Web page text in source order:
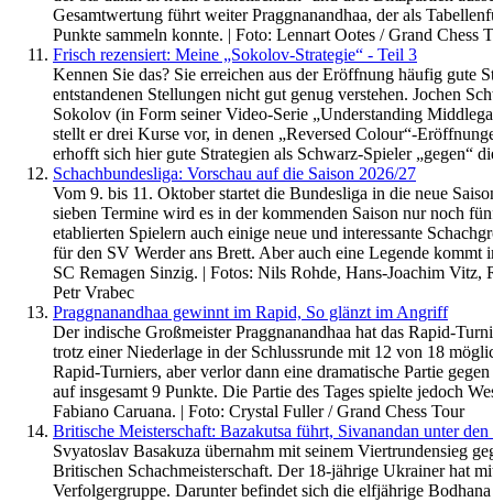
Gesamtwertung führt weiter Praggnanandhaa, der als
Punkte sammeln konnte. | Foto: Lennart Ootes / Grand Chess
Frisch rezensiert: Meine „Sokolov-Strategie“ - Teil 3
Kennen Sie das? Sie erreichen aus der Eröffnung häufig gute
entstandenen Stellungen nicht gut genug verstehen. Jochen
Sokolov (in Form seiner Video-Serie „Understanding
stellt er drei Kurse vor, in denen „Reversed Colour“-
erhofft sich hier gute Strategien als Schwarz-Spieler „gegen“
Schachbundesliga: Vorschau auf die Saison 2026/27
Vom 9. bis 11. Oktober startet die Bundesliga in die neue
sieben Termine wird es in der kommenden Saison nur noch
etablierten Spielern auch einige neue und interessante
für den SV Werder ans Brett. Aber auch eine Legende kommt
SC Remagen Sinzig. | Fotos: Nils Rohde, Hans-Joachim
Petr Vrabec
Praggnanandhaa gewinnt im Rapid, So glänzt im Angriff
Der indische Großmeister Praggnanandhaa hat das Rapid-
trotz einer Niederlage in der Schlussrunde mit 12 von 18
Rapid-Turniers, aber verlor dann eine dramatische Partie
auf insgesamt 9 Punkte. Die Partie des Tages spielte jedoch
Fabiano Caruana. | Foto: Crystal Fuller / Grand Chess Tour
Britische Meisterschaft: Bazakutsa führt, Sivanandan unter
Svyatoslav Basakuza übernahm mit seinem Viertrundensieg
Britischen Schachmeisterschaft. Der 18-jährige Ukrainer hat
Verfolgergruppe. Darunter befindet sich die elfjährige